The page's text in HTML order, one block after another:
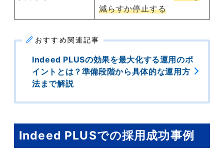
減らすか停止する
おすすめ関連記事
Indeed PLUSの効果を最大化する運用のポ
イントとは？準備段階から具体的な運用方
法まで解説
Indeed PLUSでの採用成功事例